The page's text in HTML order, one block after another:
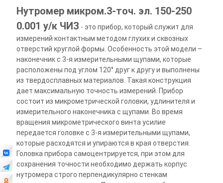
Нутромер микром.3-точ. эл. 150-250
0.001 у/к ЧИЗ - это прибор, который служит для
измерений контактным методом глухих и сквозных
отверстий круглой формы. Особенность этой модели –
наконечник с 3-я измерительными щупами, которые
расположены под углом 120° друг к другу и выполнены
из твердосплавных материалов. Такая конструкция
дает максимальную точность измерений. Прибор
состоит из микрометрической головки, удлинителя и
измерительного наконечника с щупами. Во время
вращения микрометрического винта усилие
передается головке с 3-я измерительными щупами,
которые расходятся и упираются в края отверстия.
Головка прибора самоцентрируется, при этом для
сохранения точности необходимо держать корпус
нутромера строго перпендикулярно стенкам